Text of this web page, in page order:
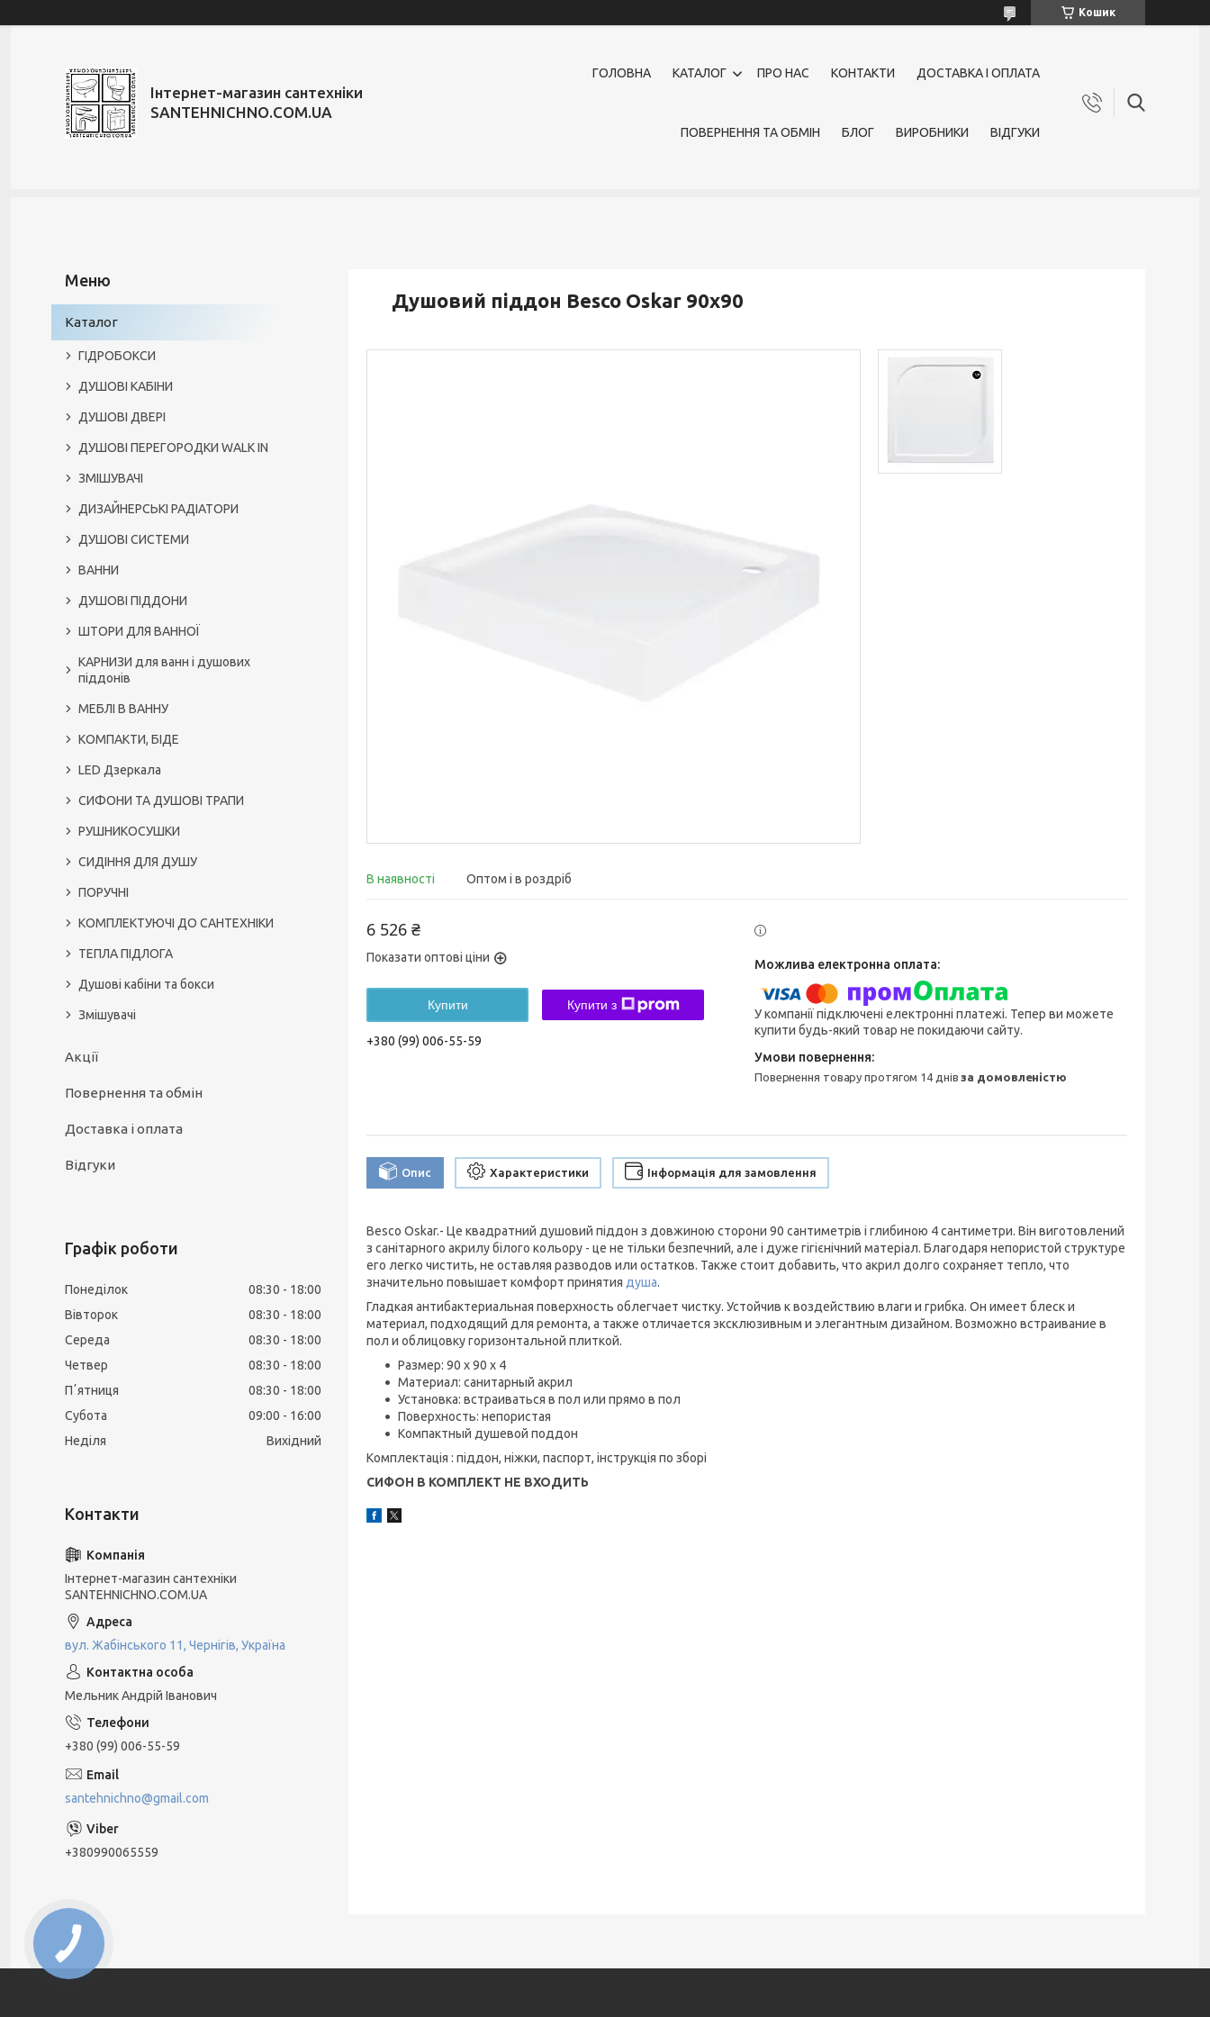
Кошик
Інтернет-магазин сантехніки
SANTEHNICHNO.COM.UA
ГОЛОВНА КАТАЛОГ ПРО НАС КОНТАКТИ ДОСТАВКА І ОПЛАТА
ПОВЕРНЕННЯ ТА ОБМІН БЛОГ ВИРОБНИКИ ВІДГУКИ
Душовий піддон Besco Oskar 90x90
В наявності Оптом і в роздріб
6 526 ₴
Показати оптові ціни
Купити Купити з
+380 (99) 006-55-59
У компанії підключені електронні платежі. Тепер ви можете
купити будь-який товар не покидаючи сайту.
повернення товару протягом 14 днівза домовленістю
Опис Характеристики Інформація для замовлення
Besco Oskar.- Це квадратний душовий піддон з довжиною сторони 90 сантиметрів і глибиною 4 сантиметри. Він виготовлений
з санітарного акрилу білого кольору - це не тільки безпечний, але і дуже гігієнічний матеріал. Благодаря непористой структуре
его легко чистить, не оставляя разводов или остатков. Также стоит добавить, что акрил долго сохраняет тепло, что
значительно повышает комфорт принятия душа.
Гладкая антибактериальная поверхность облегчает чистку. Устойчив к воздействию влаги и грибка. Он имеет блеск и
материал, подходящий для ремонта, а также отличается эксклюзивным и элегантным дизайном. Возможно встраивание в
пол и облицовку горизонтальной плиткой.
Размер: 90 х 90 х 4
Материал: санитарный акрил
Установка: встраиваться в пол или прямо в пол
Поверхность: непористая
Компактный душевой поддон
Комплектація : піддон, ніжки, паспорт, інструкція по зборі
СИФОН В КОМПЛЕКТ НЕ ВХОДИТЬ
Каталог
ГІДРОБОКСИ
ДУШОВІ КАБІНИ
ДУШОВІ ДВЕРІ
ДУШОВІ ПЕРЕГОРОДКИ WALK IN
ЗМІШУВАЧІ
ДИЗАЙНЕРСЬКІ РАДІАТОРИ
ДУШОВІ СИСТЕМИ
ВАННИ
ДУШОВІ ПІДДОНИ
ШТОРИ ДЛЯ ВАННОЇ
КАРНИЗИ для ванн і душових
піддонів
МЕБЛІ В ВАННУ
КОМПАКТИ, БІДЕ
LED Дзеркала
СИФОНИ ТА ДУШОВІ ТРАПИ
РУШНИКОСУШКИ
СИДІННЯ ДЛЯ ДУШУ
ПОРУЧНІ
КОМПЛЕКТУЮЧІ ДО САНТЕХНІКИ
ТЕПЛА ПІДЛОГА
Душові кабіни та бокси
Змішувачі
Акції
Повернення та обмін
Доставка і оплата
Відгуки
Графік роботи
Понеділок 08:30
18:00
Вівторок
08:30
18:00
Середа
08:30
18:00
Четвер
08:30
18:00
Пʼятниця
08:30
18:00
Субота
09:00
16:00
Неділя
Вихідний
Інтернет-магазин сантехніки
SANTEHNICHNO.COM.UA
вул. Жабінського 11, Чернігів, Україна
Мельник Андрій Іванович
+380 (99) 006-55-59
santehnichno@gmail.com
+380990065559